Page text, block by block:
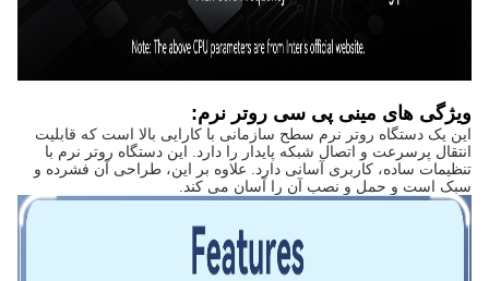
ویژگی های مینی پی سی روتر نرم:
این یک دستگاه روتر نرم سطح سازمانی با کارایی بالا است که قابلیت
انتقال پرسرعت و اتصال شبکه پایدار را دارد. این دستگاه روتر نرم با
تنظیمات ساده، کاربری آسانی دارد. علاوه بر این، طراحی آن فشرده و
سبک است و حمل و نصب آن را آسان می کند.